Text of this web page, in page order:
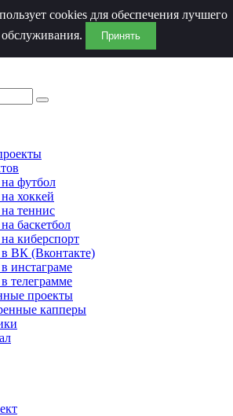
футбол
хоккей
теннис
баскетбол
киберспорт
ВК (Вконтакте)
инстаграме
телеграмме
проекты
капперы
cookies для обеспечения лучшего
обслуживания.
Принять